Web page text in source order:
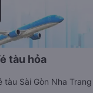
tàu hỏa
tàu Sài Gòn Nha Trang